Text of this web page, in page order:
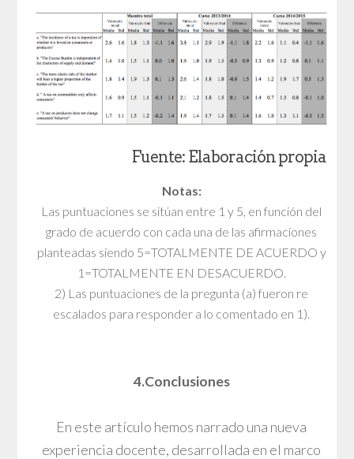
Fuente: Elaboración propia
Notas:
Las puntuaciones se sitúan entre 1 y 5, en función del
grado de acuerdo con cada una de las afirmaciones
planteadas siendo 5=TOTALMENTE DE ACUERDO y
1=TOTALMENTE EN DESACUERDO.
2) Las puntuaciones de la pregunta (a) fueron re
escalados para responder a lo comentado en 1).
4.Conclusiones
En este artículo hemos narrado una nueva
experiencia docente, desarrollada en el marco